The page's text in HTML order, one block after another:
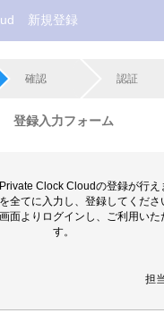
新規登録
確認 認証
登録入力フォーム
Clock Cloudの登録が行え
全てに入力し、登録してくださ
面よりログインし、ご利用いた
す。
担